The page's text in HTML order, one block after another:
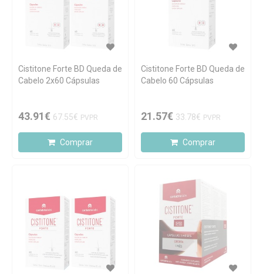
Cistitone Forte BD Queda de
Cabelo 2x60 Cápsulas
43.91€ 67.55€ PVPR
Comprar
Cistitone Forte BD Queda de
Cabelo 60 Cápsulas
21.57€ 33.78€ PVPR
Comprar